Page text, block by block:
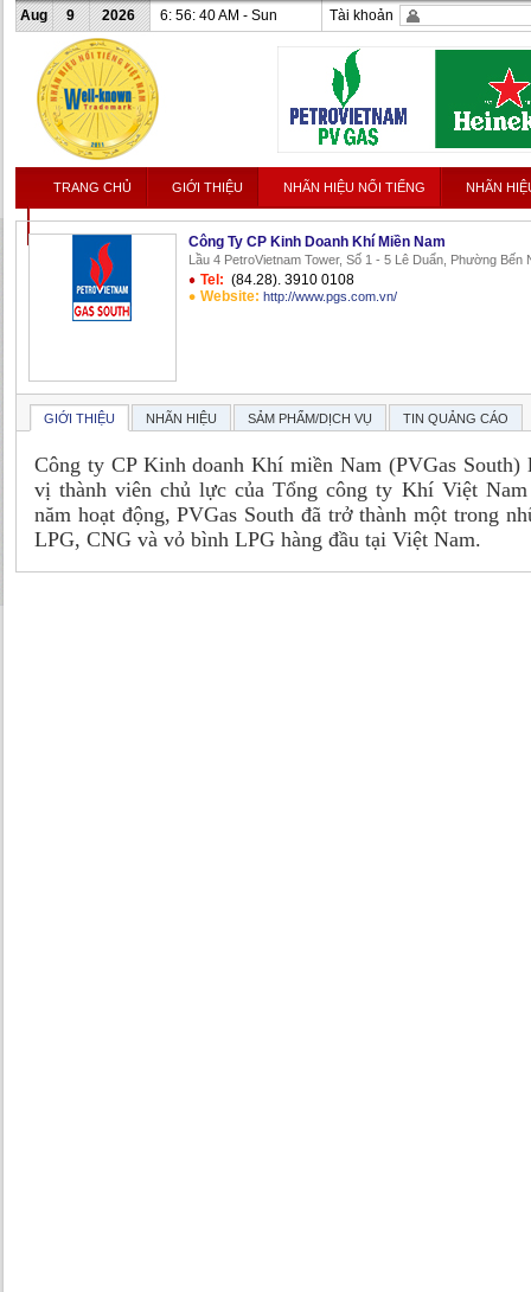
Aug 9 2026 6: 56: 40 AM - Sun Tài khoản
TRANG CHỦ GIỚI THIỆU NHÃN HIỆU NỔI TIẾNG NHÃN
LIÊN HỆ
Công Ty CP Kinh Doanh Khí Miền Nam
Lầu 4 PetroVietnam Tower, Số 1 - 5 Lê Duẩn, Phường Bến
Tel: (84.28). 3910 0108
Website: http://www.pgs.com.vn/
GIỚI THIỆU NHÃN HIỆU SẢM PHẨM/DỊCH VỤ TIN QUẢNG CÁO
Công ty CP Kinh doanh Khí miền Nam (PVGas South)
vị thành viên chủ lực của Tổng công ty Khí Việt
năm hoạt động, PVGas South đã trở thành một trong
LPG, CNG và vỏ bình LPG hàng đầu tại Việt Nam.